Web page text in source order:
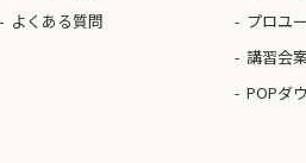
よくある質問
プロユ
講習会
POPダ